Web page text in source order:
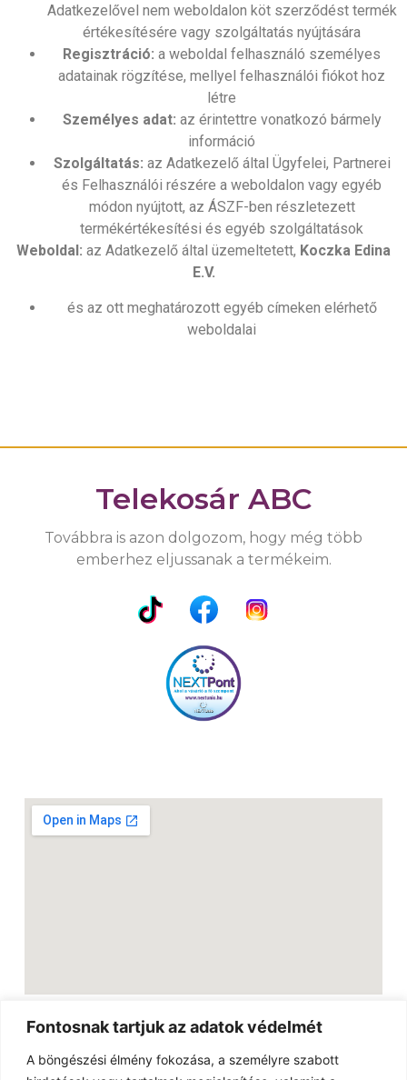
Fontosnak tartjuk az adatok védelmét
A böngészési élmény fokozása, a személyre szabott
Adatkezelővel nem weboldalon köt szerződést termék
értékesítésére vagy szolgáltatás nyújtására
Regisztráció: a weboldal felhasználó személyes
adatainak rögzítése, mellyel felhasználói fiókot hoz
létre
Személyes adat: az érintettre vonatkozó bármely
információ
Szolgáltatás: az Adatkezelő által Ügyfelei, Partnerei
és Felhasználói részére a weboldalon vagy egyéb
módon nyújtott, az ÁSZF-ben részletezett
termékértékesítési és egyéb szolgáltatások
Weboldal: az Adatkezelő által üzemeltetett, Koczka Edina
E.V.
és az ott meghatározott egyéb címeken elérhető
weboldalai
Telekosár ABC
Továbbra is azon dolgozom, hogy még több
emberhez eljussanak a termékeim.
Linkek
Külföldi snackek